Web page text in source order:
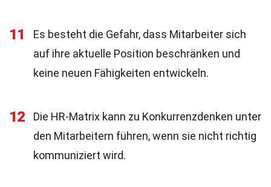
11
Es besteht die Gefahr, dass Mitarbeiter sich
auf ihre aktuelle Position beschränken und
keine neuen Fähigkeiten entwickeln.
12
Die HR-Matrix kann zu Konkurrenzdenken unter
den Mitarbeitern führen, wenn sie nicht richtig
kommuniziert wird.